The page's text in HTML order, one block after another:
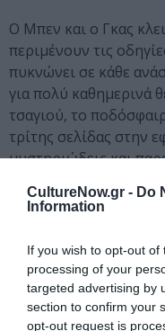
CultureNow.gr - Do
Information
If you wish to opt-out
processing of your
targeted advertising by
section to confirm your
opt-out request is
Ο Μπεν και ο Γκας
περιμένουν τις
πυκνώνει σε κάθε
για πολύ καθημερινά
τσαγιού, το
τρίτης σελίδας στην
μυστηριώδεις και
τεντώνουν τα νεύρα
διαρρηγνύεται. Σαν
παιχνίδι. Η ιεραρχία
μοιάζει με παγίδα
σωληνώσεων,